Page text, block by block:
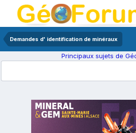
Demandes d' identification de minéraux
Principaux sujets de